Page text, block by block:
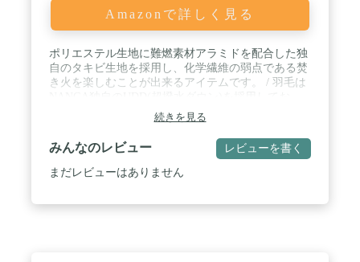
Amazonで詳しく見る
ポリエステル生地に難燃素材アラミドを配合した独
自のタキビ生地を採用し、化学繊維の弱点である焚
き火を楽しむことが出来るアイテムです。 / 羽毛は
り、雨天時の水気や、汗や内側からの湿気による保
温力の低下を最小限に抑えます。 / 前見頃には6つ
のポケットとハンドウォーマーを装備。 / キャンプ
などのアウトドアシーンはもちろん、高いデザイン
性と機能性はタウンユースでも活躍します。 / 自社
続きを見る
みんなのレビュー レビューを書く
まだレビューはありません